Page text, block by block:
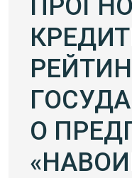
О